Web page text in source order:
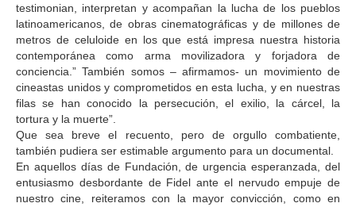
testimonian, interpretan y acompañan la lucha de los pueblos
latinoamericanos, de obras cinematográficas y de millones de
metros de celuloide en los que está impresa nuestra historia
contemporánea como arma movilizadora y forjadora de
conciencia.” También somos – afirmamos- un movimiento de
cineastas unidos y comprometidos en esta lucha, y en nuestras
filas se han conocido la persecución, el exilio, la cárcel, la
tortura y la muerte”.
Que sea breve el recuento, pero de orgullo combatiente,
también pudiera ser estimable argumento para un documental.
En aquellos días de Fundación, de urgencia esperanzada, del
entusiasmo desbordante de Fidel ante el nervudo empuje de
nuestro cine, reiteramos con la mayor convicción, como en